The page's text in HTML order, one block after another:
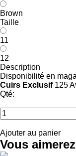
Brown
Taille
11
12
Description
Disponibilité en
Cuirs Exclusif 125
Qté:
Ajouter au panier
Vous